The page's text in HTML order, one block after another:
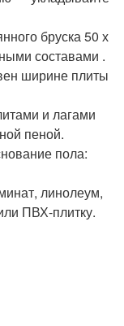
бруска 50 х
составами .
ширине плиты
и лагами
пеной.
пола:
линолеум,
ПВХ-плитку.